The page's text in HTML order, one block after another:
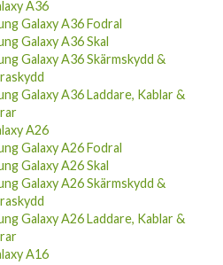
Galaxy A36 Fodral
Galaxy A36 Skal
Galaxy A36 Skärmskydd &
Galaxy A36 Laddare, Kablar &
A26
Galaxy A26 Fodral
Galaxy A26 Skal
Galaxy A26 Skärmskydd &
Galaxy A26 Laddare, Kablar &
A16
Galaxy A16 Fodral